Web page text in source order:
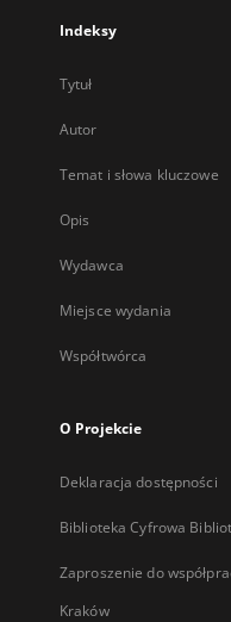
Indeksy
Tytuł
Autor
Temat i słowa kluczowe
Opis
Wydawca
Miejsce wydania
Współtwórca
O Projekcie
Deklaracja dostępności
Biblioteka Cyfrowa
Zaproszenie do
Kraków